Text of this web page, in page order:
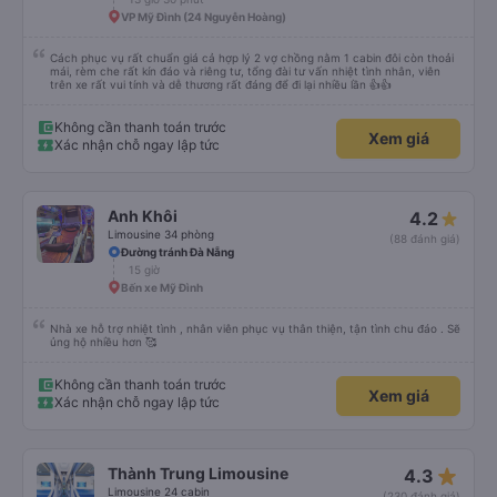
VP Mỹ Đình (24 Nguyễn Hoàng)
Cách phục vụ rất chuẩn giá cả hợp lý 2 vợ chồng nằm 1 cabin đôi còn thoải
mái, rèm che rất kín đáo và riêng tư, tổng đài tư vấn nhiệt tình nhân, viên
trên xe rất vui tính và dễ thương rất đáng để đi lại nhiều lần 👍👍
Không cần thanh toán trước
Xác nhận chỗ ngay lập tức
Xem giá
Anh Khôi
Limousine 34 phòng
4.2
(88 đánh giá)
Đường tránh Đà Nẵng
15 giờ
Bến xe Mỹ Đình
Nhà xe hỗ trợ nhiệt tình , nhân viên phục vụ thân thiện, tận tình chu đáo . Sẽ
ủng hộ nhiều hơn 🥰
Không cần thanh toán trước
Xác nhận chỗ ngay lập tức
Xem giá
Thành Trung Limousine
Limousine 24 cabin
4.3 star_rate